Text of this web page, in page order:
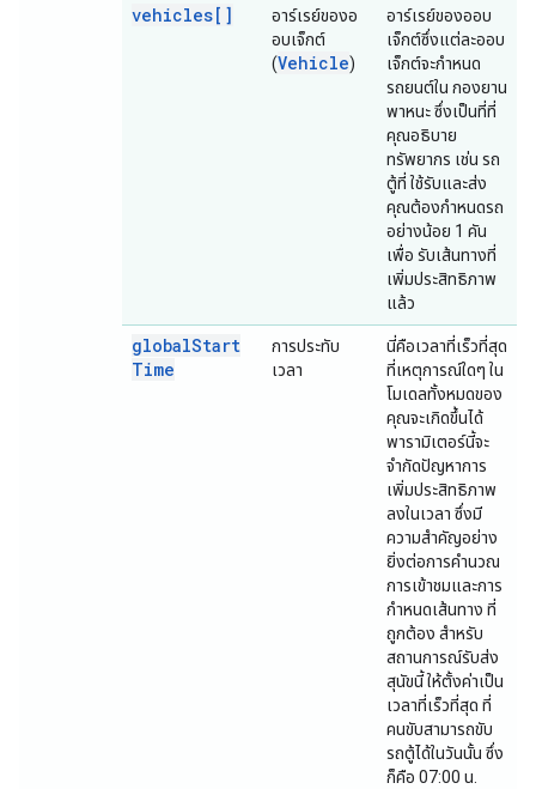
vehicles[]
อาร์เรย์ของอ
อบเจ็กต์
(Vehicle)
อาร์เรย์ของออบ
เจ็กต์ซึ่งแต่ละออบ
เจ็กต์จะกำหนด
รถยนต์ใน กองยาน
พาหนะ ซึ่งเป็นที่ที่
คุณอธิบาย
ทรัพยากร เช่น รถ
ตู้ที่ ใช้รับและส่ง
คุณต้องกำหนดรถ
อย่างน้อย 1 คัน
เพื่อ รับเส้นทางที่
เพิ่มประสิทธิภาพ
แล้ว
globalStart
Time
การประทับ
เวลา
นี่คือเวลาที่เร็วที่สุด
ที่เหตุการณ์ใดๆ ใน
โมเดลทั้งหมดของ
คุณจะเกิดขึ้นได้
พารามิเตอร์นี้จะ
จำกัดปัญหาการ
เพิ่มประสิทธิภาพ
ลงในเวลา ซึ่งมี
ความสำคัญอย่าง
ยิ่งต่อการคำนวณ
การเข้าชมและการ
กำหนดเส้นทาง ที่
ถูกต้อง สำหรับ
สถานการณ์รับส่ง
สุนัขนี้ ให้ตั้งค่าเป็น
เวลาที่เร็วที่สุด ที่
คนขับสามารถขับ
รถตู้ได้ในวันนั้น ซึ่ง
ก็คือ 07:00 น.